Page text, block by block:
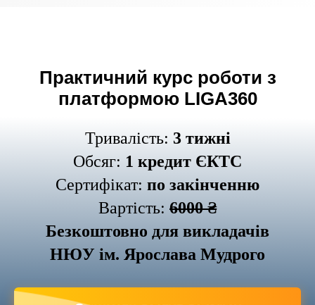
Практичний курс роботи з
платформою LIGA360
Тривалість: 3 тижні
Обсяг: 1 кредит ЄКТС
Сертифікат: по закінченню
Вартість: 6000 ₴
Безкоштовно для викладачів
НЮУ ім. Ярослава Мудрого